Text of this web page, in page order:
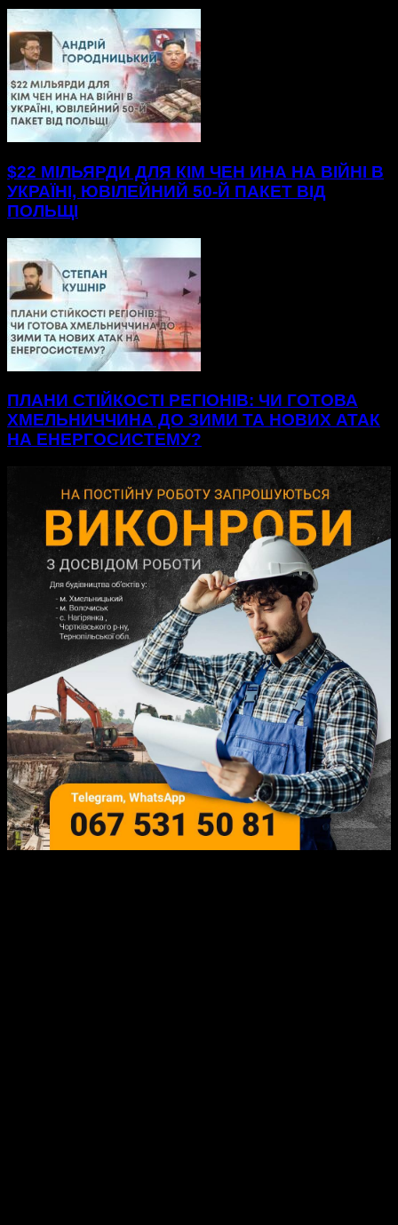
$22 МІЛЬЯРДИ ДЛЯ КІМ ЧЕН ИНА НА ВІЙНІ В
УКРАЇНІ, ЮВІЛЕЙНИЙ 50-Й ПАКЕТ ВІД
ПОЛЬЩІ
ПЛАНИ СТІЙКОСТІ РЕГІОНІВ: ЧИ ГОТОВА
ХМЕЛЬНИЧЧИНА ДО ЗИМИ ТА НОВИХ АТАК
НА ЕНЕРГОСИСТЕМУ?